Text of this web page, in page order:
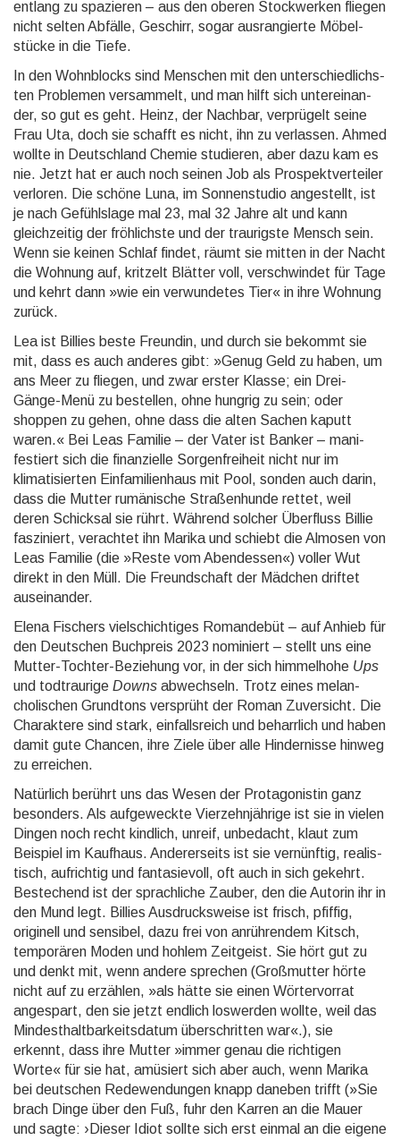
entlang zu spazieren – aus den oberen Stock­werken fliegen
nicht selten Abfälle, Geschirr, sogar ausran­gierte Möbel­
stücke in die Tiefe.
In den Wohnblocks sind Menschen mit den unter­schied­lichs­
ten Problemen versam­melt, und man hilft sich unter­einan­
der, so gut es geht. Heinz, der Nachbar, verprü­gelt seine
Frau Uta, doch sie schafft es nicht, ihn zu verlassen. Ahmed
wollte in Deutsch­land Chemie studieren, aber dazu kam es
nie. Jetzt hat er auch noch seinen Job als Prospekt­verteiler
verloren. Die schöne Luna, im Sonnen­studio ange­stellt, ist
je nach Gefühls­lage mal 23, mal 32 Jahre alt und kann
gleich­zeitig der fröh­lichste und der trau­rigste Mensch sein.
Wenn sie keinen Schlaf findet, räumt sie mitten in der Nacht
die Wohnung auf, kritzelt Blätter voll, ver­schwin­det für Tage
und kehrt dann »wie ein verwun­detes Tier« in ihre Wohnung
zurück.
Lea ist Billies beste Freundin, und durch sie bekommt sie
mit, dass es auch anderes gibt: »Genug Geld zu haben, um
ans Meer zu fliegen, und zwar erster Klasse; ein Drei-
Gänge-Menü zu bestellen, ohne hungrig zu sein; oder
shoppen zu gehen, ohne dass die alten Sachen kaputt
waren.« Bei Leas Familie – der Vater ist Banker – mani­
festiert sich die finan­zielle Sorgen­freiheit nicht nur im
klimati­sierten Ein­familien­haus mit Pool, sonden auch darin,
dass die Mutter rumäni­sche Straßen­hunde rettet, weil
deren Schicksal sie rührt. Während solcher Überfluss Billie
faszi­niert, verachtet ihn Marika und schiebt die Almosen von
Leas Familie (die »Reste vom Abend­essen«) voller Wut
direkt in den Müll. Die Freund­schaft der Mädchen driftet
ausein­ander.
Elena Fischers vielschichtiges Roman­debüt – auf Anhieb für
den Deutschen Buchpreis 2023 nominiert – stellt uns eine
Mutter-Tochter-Beziehung vor, in der sich himmel­hohe Ups
und tod­traurige Downs abwech­seln. Trotz eines melan­
choli­schen Grundtons versprüht der Roman Zuver­sicht. Die
Charak­tere sind stark, einfalls­reich und beharr­lich und haben
damit gute Chancen, ihre Ziele über alle Hinder­nisse hinweg
zu erreichen.
Natürlich berührt uns das Wesen der Protago­nistin ganz
besonders. Als aufge­weckte Vier­zehn­jährige ist sie in vielen
Dingen noch recht kindlich, unreif, unbedacht, klaut zum
Beispiel im Kaufhaus. Ande­rer­seits ist sie ver­nünf­tig, realis­
tisch, auf­richtig und fantasie­voll, oft auch in sich gekehrt.
Beste­chend ist der sprach­liche Zauber, den die Autorin ihr in
den Mund legt. Billies Aus­drucks­weise ist frisch, pfiffig,
originell und sensibel, dazu frei von anrüh­ren­dem Kitsch,
tempo­rären Moden und hohlem Zeitgeist. Sie hört gut zu
und denkt mit, wenn andere sprechen (Groß­mutter hörte
nicht auf zu erzählen, »als hätte sie einen Wörter­vorrat
ange­spart, den sie jetzt endlich los­werden wollte, weil das
Mindest­halt­bar­keits­datum über­schritten war«.), sie
erkennt, dass ihre Mutter »immer genau die richtigen
Worte« für sie hat, amüsiert sich aber auch, wenn Marika
bei deutschen Rede­wen­dungen knapp daneben trifft (»Sie
brach Dinge über den Fuß, fuhr den Karren an die Mauer
und sagte: ›Dieser Idiot sollte sich erst einmal an die eigene